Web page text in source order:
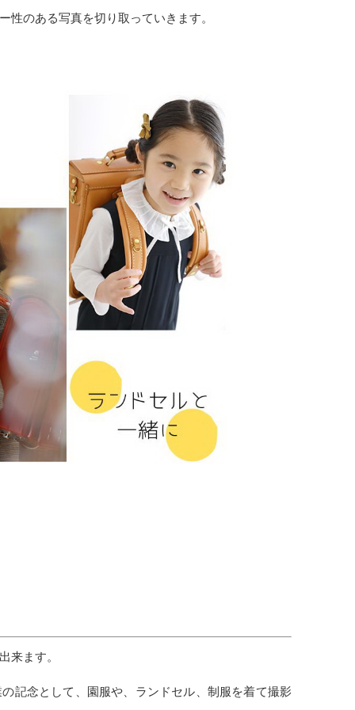
のある写真を切り取っていきます。
来ます。
記念として、園服や、ランドセル、制服を着て撮影